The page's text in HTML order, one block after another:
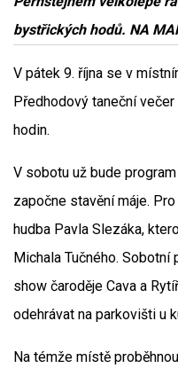
bystřických hodů. NA
V pátek 9. října se v
Předhodový taneční
hodin.
V sobotu už bude
započne stavění máje.
hudba Pavla Slezáka,
Michala Tučného.
show čaroděje Cava a
odehrávat na parkovišti u
Na témže místě